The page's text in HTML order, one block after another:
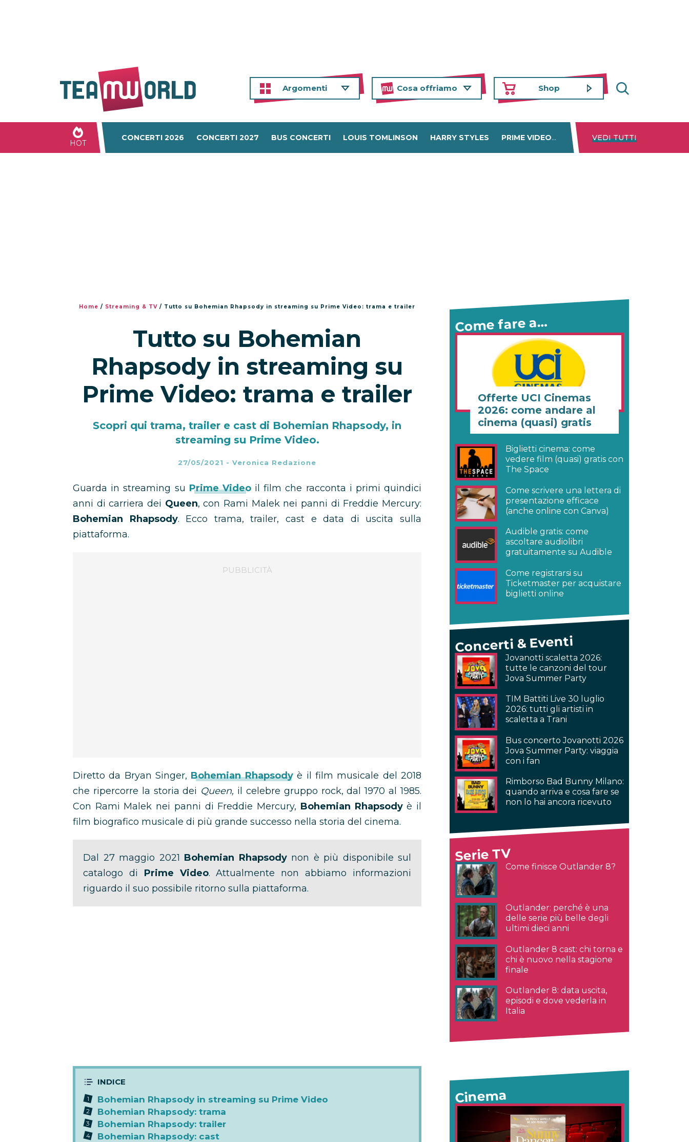
Argomenti Cosa offriamo Shop
HOT
CONCERTI 2026 CONCERTI 2027 BUS CONCERTI LOUIS TOMLINSON HARRY STYLES PRIME VIDEO DISNEY+ NETFLIX
VEDI TUTTI
Home / Streaming & TV / Tutto su Bohemian Rhapsody in streaming su Prime Video: trama e trailer
Tutto su Bohemian
Rhapsody in streaming su
Prime Video: trama e trailer
Scopri qui trama, trailer e cast di Bohemian Rhapsody, in
streaming su Prime Video.
27/05/2021 - Veronica Redazione
Guarda in streaming su Prime Videoil film che racconta i primi quindici
anni di carriera dei Queen, con Rami Malek nei panni di Freddie Mercury:
Bohemian Rhapsody. Ecco trama, trailer, cast e data di uscita sulla
piattaforma.
Diretto da Bryan Singer, Bohemian Rhapsodyè il film musicale del 2018
che ripercorre la storia dei Queen, il celebre gruppo rock, dal 1970 al 1985.
Con Rami Malek nei panni di Freddie Mercury, Bohemian Rhapsodyè il
film biografico musicale di più grande successo nella storia del cinema.
Dal 27 maggio 2021 Bohemian Rhapsodynon è più disponibile sul
catalogo di Prime Video. Attualmente non abbiamo informazioni
riguardo il suo possibile ritorno sulla piattaforma.
Bohemian Rhapsody in streaming su Prime Video
Bohemian Rhapsody: trama
Bohemian Rhapsody: trailer
Bohemian Rhapsody: cast
Come fare a…
Offerte UCI Cinemas
2026: come andare al
cinema (quasi) gratis
Biglietti cinema: come
vedere film (quasi) gratis con
The Space
Come scrivere una lettera di
presentazione efficace
(anche online con Canva)
Audible gratis: come
ascoltare audiolibri
gratuitamente su Audible
Come registrarsi su
Ticketmaster per acquistare
biglietti online
Concerti & Eventi
Jovanotti scaletta 2026:
tutte le canzoni del tour
Jova Summer Party
TIM Battiti Live 30 luglio
2026: tutti gli artisti in
scaletta a Trani
Bus concerto Jovanotti 2026
Jova Summer Party: viaggia
con i fan
Rimborso Bad Bunny Milano:
quando arriva e cosa fare se
non lo hai ancora ricevuto
Serie TV
Come finisce Outlander 8?
Outlander: perché è una
delle serie più belle degli
ultimi dieci anni
Outlander 8 cast: chi torna e
chi è nuovo nella stagione
finale
Outlander 8: data uscita,
episodi e dove vederla in
Italia
Cinema